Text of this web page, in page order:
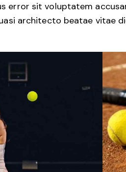
error sit voluptatem
architecto beatae vitae